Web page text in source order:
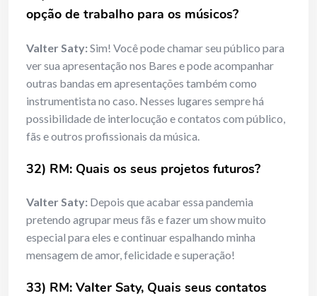
opção de trabalho para os músicos?
Valter Saty:Sim! Você pode chamar seu público para
ver sua apresentação nos Bares e pode acompanhar
outras bandas em apresentações também como
instrumentista no caso. Nesses lugares sempre há
possibilidade de interlocução e contatos com público,
fãs e outros profissionais da música.
32) RM: Quais os seus projetos futuros?
Valter Saty: Depois que acabar essa pandemia
pretendo agrupar meus fãs e fazer um show muito
especial para eles e continuar espalhando minha
mensagem de amor, felicidade e superação!
33) RM: Valter Saty, Quais seus contatos